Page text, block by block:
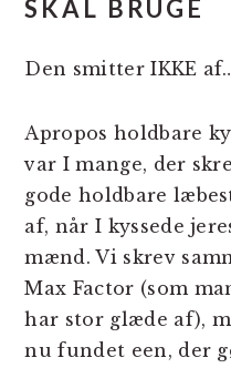
SKAL BRUGE
Den smitter IKKE
Apropos holdbare
var I mange, der
gode holdbare
af, når I kyssede
mænd. Vi skrev
Max Factor (som
har stor glæde af),
nu fundet een, der